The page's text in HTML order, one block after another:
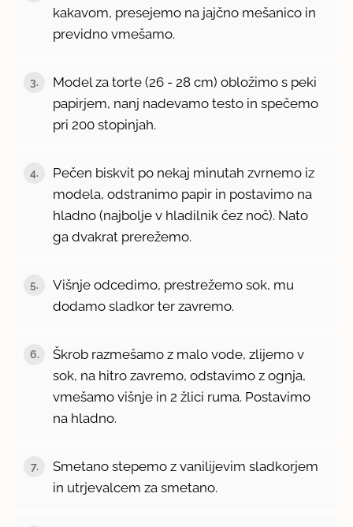
kakavom, presejemo na jajčno mešanico in
previdno vmešamo.
3.
Model za torte (26 - 28 cm) obložimo s peki
papirjem, nanj nadevamo testo in spečemo
pri 200 stopinjah.
4.
Pečen biskvit po nekaj minutah zvrnemo iz
modela, odstranimo papir in postavimo na
hladno (najbolje v hladilnik čez noč). Nato
ga dvakrat prerežemo.
5.
Višnje odcedimo, prestrežemo sok, mu
dodamo sladkor ter zavremo.
6.
Škrob razmešamo z malo vode, zlijemo v
sok, na hitro zavremo, odstavimo z ognja,
vmešamo višnje in 2 žlici ruma. Postavimo
na hladno.
7.
Smetano stepemo z vanilijevim sladkorjem
in utrjevalcem za smetano.